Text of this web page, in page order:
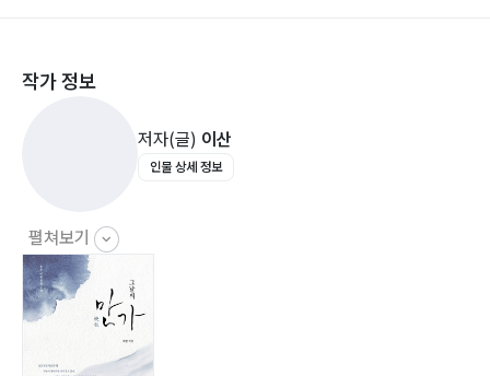
어둠
1959년 5월 171
1960년 1월 190
1968년 5월 204
아침 비
1969년 2월 216
작가 정보
저자(글) 이산
인물 상세 정보
펼쳐보기